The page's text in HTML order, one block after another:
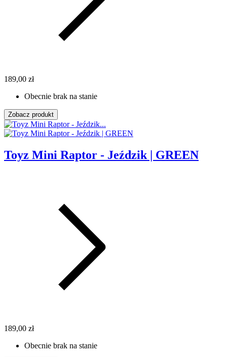
189,00 zł
Obecnie brak na stanie
Zobacz produkt
Toyz Mini Raptor - Jeździk | GREEN
189,00 zł
Obecnie brak na stanie